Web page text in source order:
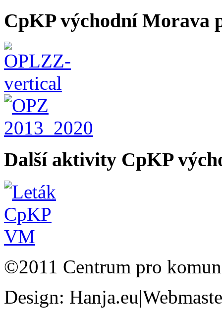
CpKP východní Morava
Další aktivity CpKP
©2011 Centrum pro
Design: